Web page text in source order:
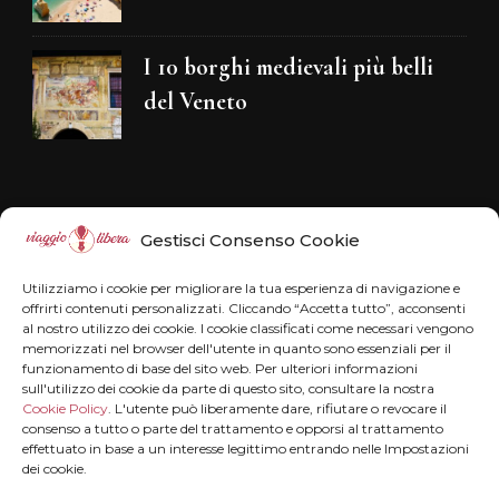
Gestisci Consenso Cookie
Utilizziamo i cookie per migliorare la tua esperienza di navigazione e
offrirti contenuti personalizzati. Cliccando “Accetta tutto”, acconsenti
al nostro utilizzo dei cookie. I cookie classificati come necessari vengono
memorizzati nel browser dell'utente in quanto sono essenziali per il
funzionamento di base del sito web. Per ulteriori informazioni
sull'utilizzo dei cookie da parte di questo sito, consultare la nostra
Cookie Policy. L'utente può liberamente dare, rifiutare o revocare il
consenso a tutto o parte del trattamento e opporsi al trattamento
effettuato in base a un interesse legittimo entrando nelle Impostazioni
dei cookie.
I 10 borghi medievali più belli
del Veneto
testata giornalistica in quanto viene aggiornato
senza alcuna periodicità . Non può pertanto
considerarsi un prodotto editoriale ai sensi della
legge n° 62 del 7.03.2001.Disclaimer